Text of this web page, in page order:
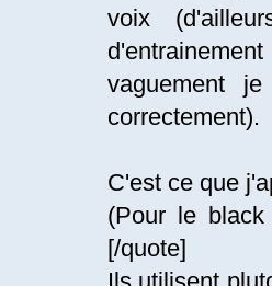
voix
vaguement
correctement).
C'est ce que
(Pour le
[/quote]